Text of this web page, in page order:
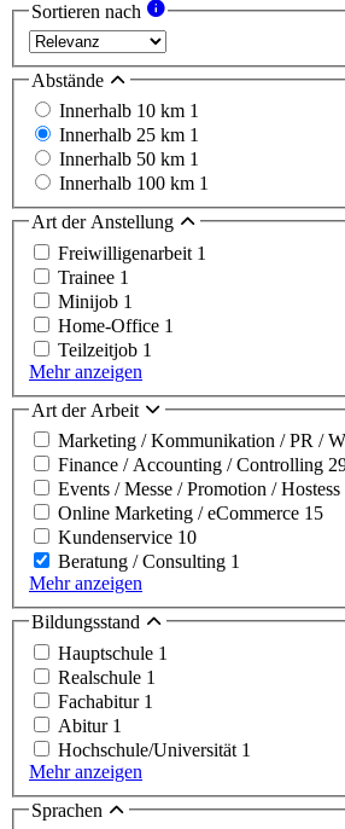
Sortieren nach
Abstände
Innerhalb 10 km 1
Innerhalb 25 km 1
Innerhalb 50 km 1
Innerhalb 100 km 1
Art der Anstellung
Freiwilligenarbeit 1
Trainee 1
Minijob 1
Home-Office 1
Teilzeitjob 1
Mehr anzeigen
Art der Arbeit
Marketing / Kommunikation / PR /
Finance / Accounting / Controlling
Events / Messe / Promotion / Hostess
Online Marketing / eCommerce 15
Kundenservice 10
Beratung / Consulting 1
Mehr anzeigen
Bildungsstand
Hauptschule 1
Realschule 1
Fachabitur 1
Abitur 1
Hochschule/Universität 1
Mehr anzeigen
Sprachen